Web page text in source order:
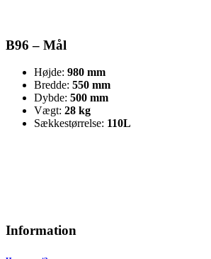
B96 – Mål
Højde: 980 mm
Bredde: 550 mm
Dybde: 500 mm
Vægt: 28 kg
Sækkestørrelse: 110L
Information